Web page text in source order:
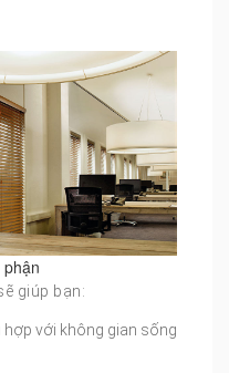
giúp bạn:
hợp với không gian sống